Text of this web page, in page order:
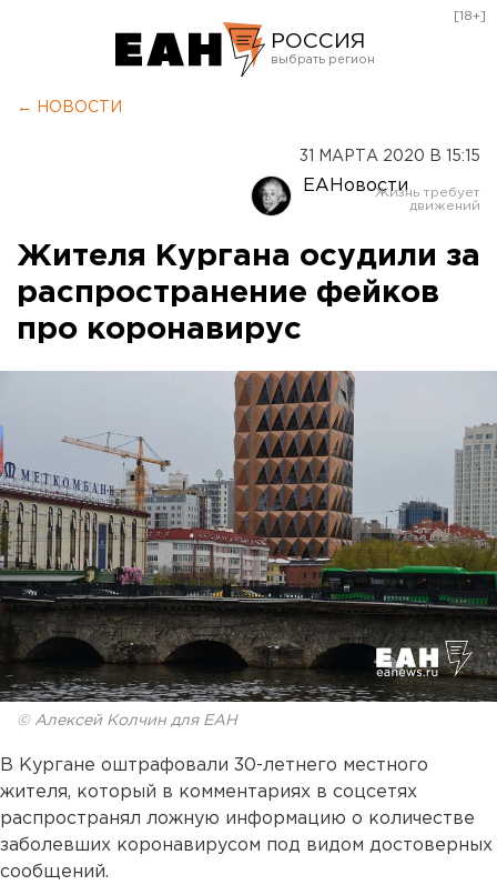
РОССИЯ
Оренбург
[18+]
← НОВОСТИ
31 МАРТА 2020 В 15:15
ЕАНовости
Жителя Кургана осудили за
распространение фейков
про коронавирус
© Алексей Колчин для ЕАН
В Кургане оштрафовали 30-летнего местного
жителя, который в комментариях в соцсетях
распространял ложную информацию о количестве
заболевших коронавирусом под видом достоверных
сообщений.